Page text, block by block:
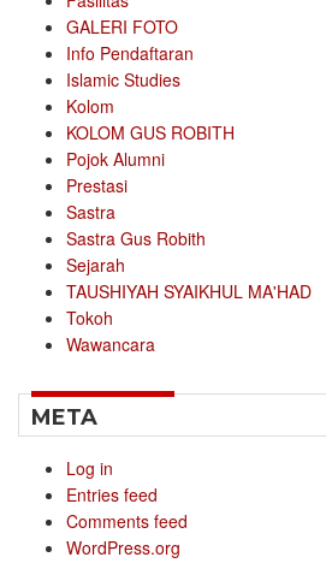
GALERI FOTO
Info Pendaftaran
Islamic Studies
Kolom
KOLOM GUS ROBITH
Pojok Alumni
Prestasi
Sastra
Sastra Gus Robith
Sejarah
TAUSHIYAH SYAIKHUL MA'HAD
Tokoh
Wawancara
META
Log in
Entries feed
Comments feed
WordPress.org